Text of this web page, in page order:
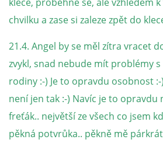
JAK NÁM POMOCI - POMÁHAJÍ NÁM
chvilku a zase si zaleze zpět do
21.4. Angel by se měl zítra vracet
zvykl, snad nebude mít problémy
rodiny :-) Je to opravdu osobnost :-
není jen tak :-) Navíc je to opravdu
freťák.. největší ze všech co jsem
pěkná potvrůka.. pěkně mě